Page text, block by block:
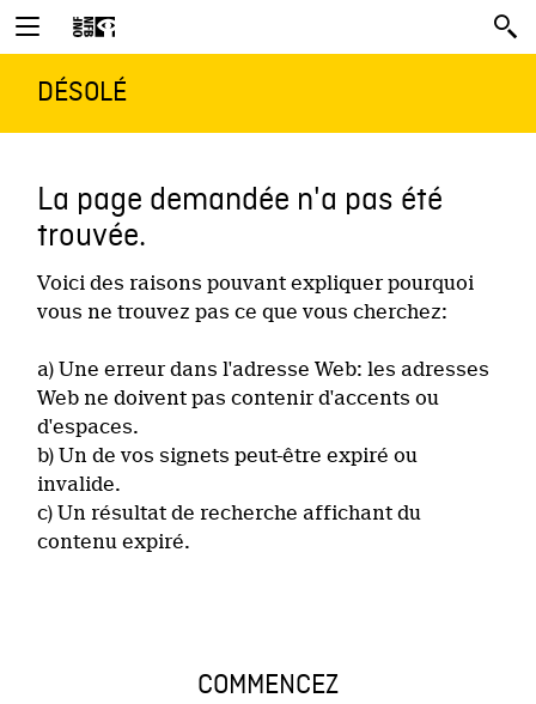
DÉSOLÉ
La page demandée n'a pas été
trouvée.
Voici des raisons pouvant expliquer pourquoi
vous ne trouvez pas ce que vous cherchez:
a) Une erreur dans l'adresse Web: les adresses
Web ne doivent pas contenir d'accents ou
d'espaces.
b) Un de vos signets peut-être expiré ou
invalide.
c) Un résultat de recherche affichant du
contenu expiré.
COMMENCEZ